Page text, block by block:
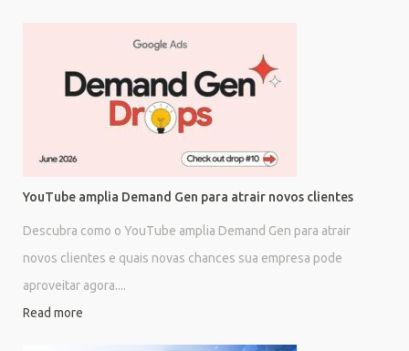
YouTube amplia Demand Gen para atrair novos clientes
Descubra como o YouTube amplia Demand Gen para atrair
novos clientes e quais novas chances sua empresa pode
aproveitar agora....
Read more